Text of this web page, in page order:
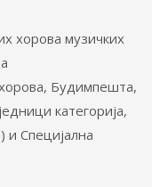
хорова музичких
Будимпешта,
категорија,
и Специјална